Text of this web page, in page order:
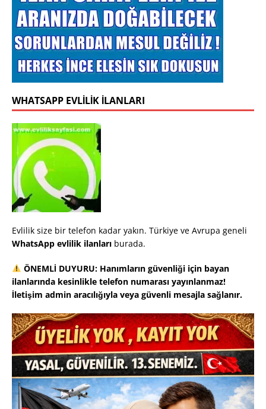
WHATSAPP EVLILIK İLANLARI
Evlilik size bir telefon kadar yakın. Türkiye ve Avrupa geneli
WhatsApp evlilik ilanları burada.
ÖNEMLİ DUYURU: Hanımların güvenliği için bayan
ilanlarında kesinlikle telefon numarası yayınlanmaz!
İletişim admin aracılığıyla veya güvenli mesajla sağlanır.